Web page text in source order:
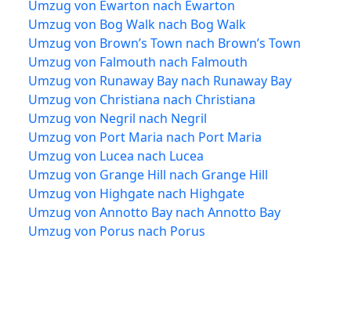
Umzug von Ewarton nach Ewarton
Umzug von Bog Walk nach Bog Walk
Umzug von Brown’s Town nach Brown’s Town
Umzug von Falmouth nach Falmouth
Umzug von Runaway Bay nach Runaway Bay
Umzug von Christiana nach Christiana
Umzug von Negril nach Negril
Umzug von Port Maria nach Port Maria
Umzug von Lucea nach Lucea
Umzug von Grange Hill nach Grange Hill
Umzug von Highgate nach Highgate
Umzug von Annotto Bay nach Annotto Bay
Umzug von Porus nach Porus